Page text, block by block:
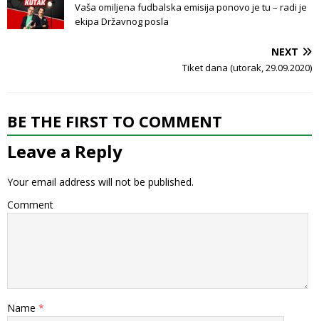
Vaša omiljena fudbalska emisija ponovo je tu – radi je
ekipa Državnog posla
NEXT
Tiket dana (utorak, 29.09.2020)
BE THE FIRST TO COMMENT
Leave a Reply
Your email address will not be published.
Comment
Name *